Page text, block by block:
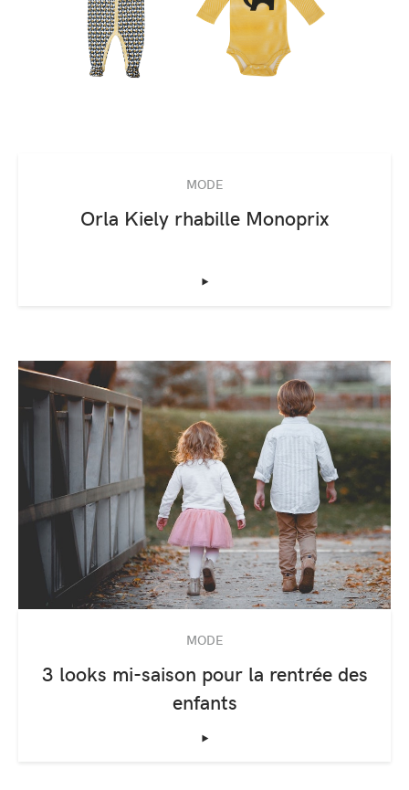
MODE
Orla Kiely rhabille Monoprix
‣
MODE
3 looks mi-saison pour la rentrée des
enfants
‣